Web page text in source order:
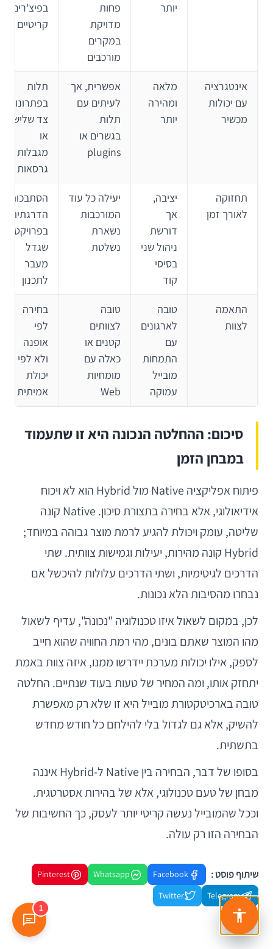
יותר
פחות
מדויקת
במקרים
מורכבים
בפיצ'רים
קריטיים
אינטגרציה
עם יכולות
מכשיר
מלאה
ומהירה
יותר
אפשרית, אך
לעיתים עם
תלות
בגשרים או
plugins
תלות
בפתרונות
צד שלישי
או
מגבלות
גרסאות
תחזוקה
לאורך זמן
יציבה,
אך
דורשת
ניהול שני
בסיסי
קוד
יעילה כל עוד
המורכבות
נשארת
נשלטת
הסתבכות
הדרגתית
בפרויקט
שגדל
מעבר
לתכנון
התאמה
לצוות
טובה
לארגונים
עם
התמחות
מובייל
עמוקה
טובה
לצוותים
קטנים או
כאלה עם
מומחיות
Web
בחירה
לפי
אופנה
ולא לפי
יכולת
אמיתית
סיכום: ההחלטה הנכונה היא זו שתעמוד
במבחן הזמן
פיתוח אפליקציה Native מול Hybrid הוא לא ויכוח
אידיאולוגי, אלא בחירה בתצורת סיכון. Native קונה
שליטה, עומק ויכולת להגיע לרמת מוצר גבוהה במיוחד;
Hybrid קונה מהירות, יעילות וגמישות צוותית. שתי
הדרכים לגיטימיות, ושתי הדרכים עלולות להיכשל אם
נבחרו מהסיבות הלא נכונות.
לכן, במקום לשאול איזו טכנולוגיה "נכונה", עדיף לשאול
מהו המוצר שאתם בונים, מהי רמת החוויה שהוא חייב
לספק, אילו יכולות מערכת יידרשו ממנו, איזה צוות באמת
יתחזק אותו, ומה המחיר של טעות בעוד שנתיים. החלטה
טובה בארכיטקטורת מובייל היא זו שלא רק מאפשרת
להשיק, אלא גם לגדול בלי להילחם כל חודש מחדש
בתשתית.
בסופו של דבר, הבחירה בין Native ל-Hybrid איננה
מבחן של טעם טכנולוגי, אלא של בהירות אסטרטגית.
וככל שהמובייל נעשה קריטי יותר לעסק, כך החשיבות של
הבחירה הזו רק עולה.
שיתוף פוסט : Facebook
Whatsapp
Pinterest
Telegram
Twitter
1